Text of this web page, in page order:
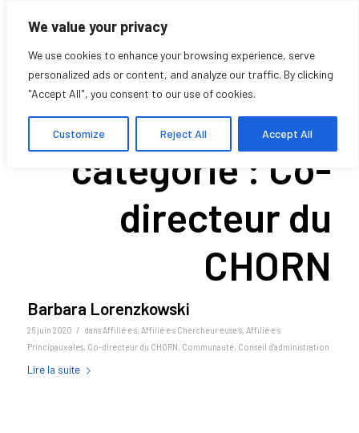
We value your privacy
We use cookies to enhance your browsing experience, serve
personalized ads or content, and analyze our traffic. By clicking
"Accept All", you consent to our use of cookies.
Customize Reject All Accept All
Archive pour la
catégorie : Co-
directeur du
CHORN
Barbara Lorenzkowski
26 juin 2020 / dans Affilié·e·s, Affilié·e·s Chercheur·euse·s, Affilié·e·s
Principaux·ales, Co-directeur du CHORN, Communauté, Conseil d'administration
Lire la suite